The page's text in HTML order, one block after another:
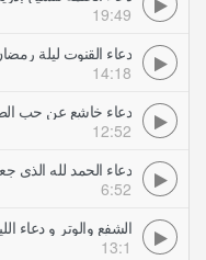
19:49
14:18
12:52
6:52
13:1